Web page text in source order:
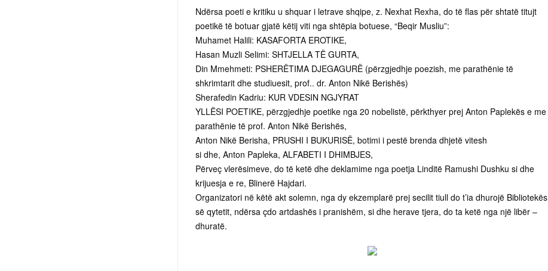
Ndërsa poeti e kritiku u shquar i letrave shqipe, z. Nexhat Rexha, do të flas për shtatë titujt
poetikë të botuar gjatë këtij viti nga shtëpia botuese, “Beqir Musliu”:
Muhamet Halili: KASAFORTA EROTIKE,
Hasan Muzli Selimi: SHTJELLA TË GURTA,
Din Mmehmeti: PSHERËTIMA DJEGAGURË (përzgjedhje poezish, me parathënie të
shkrimtarit dhe studiuesit, prof.. dr. Anton Nikë Berishës)
Sherafedin Kadriu: KUR VDESIN NGJYRAT
YLLËSI POETIKE, përzgjedhje poetike nga 20 nobelistë, përkthyer prej Anton Paplekës e me
parathënie të prof. Anton Nikë Berishës,
Anton Nikë Berisha, PRUSHI I BUKURISË, botimi i pestë brenda dhjetë vitesh
si dhe, Anton Papleka, ALFABETI I DHIMBJES,
Përveç vlerësimeve, do të ketë dhe deklamime nga poetja Linditë Ramushi Dushku si dhe
krijuesja e re, Blinerë Hajdari.
Organizatori në këtë akt solemn, nga dy ekzemplarë prej secilit tiull do t’ia dhurojë Bibliotekës
së qytetit, ndërsa çdo artdashës i pranishëm, si dhe herave tjera, do ta ketë nga një libër –
dhuratë.